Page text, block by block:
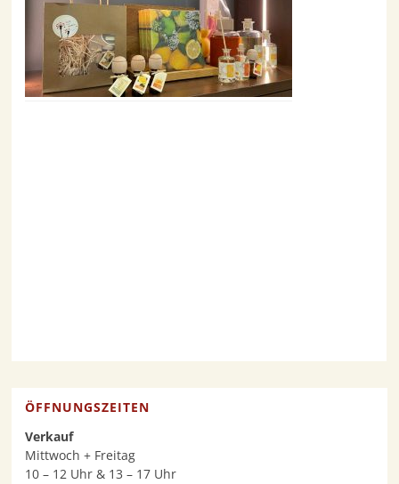
ÖFFNUNGSZEITEN
Verkauf
Mittwoch + Freitag
10 – 12 Uhr & 13 – 17 Uhr